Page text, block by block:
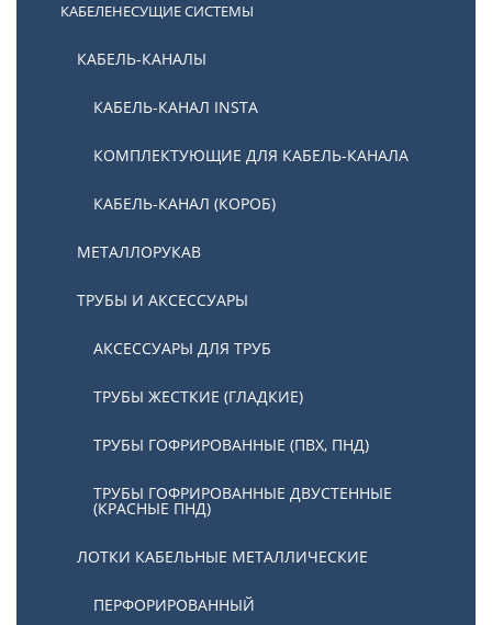
КАБЕЛЕНЕСУЩИЕ СИСТЕМЫ
КАБЕЛЬ-КАНАЛЫ
КАБЕЛЬ-КАНАЛ INSTA
КОМПЛЕКТУЮЩИЕ ДЛЯ КАБЕЛЬ-КАНАЛА
КАБЕЛЬ-КАНАЛ (КОРОБ)
МЕТАЛЛОРУКАВ
ТРУБЫ И АКСЕССУАРЫ
АКСЕССУАРЫ ДЛЯ ТРУБ
ТРУБЫ ЖЕСТКИЕ (ГЛАДКИЕ)
ТРУБЫ ГОФРИРОВАННЫЕ (ПВХ, ПНД)
ТРУБЫ ГОФРИРОВАННЫЕ ДВУСТЕННЫЕ
(КРАСНЫЕ ПНД)
ЛОТКИ КАБЕЛЬНЫЕ МЕТАЛЛИЧЕСКИЕ
ПЕРФОРИРОВАННЫЙ